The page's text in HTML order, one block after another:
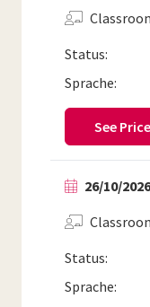
Status:
Sprache:
See
26/10/2026
Status:
Sprache: